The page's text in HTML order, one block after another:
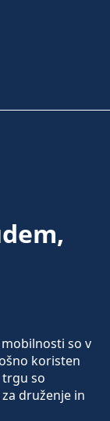
mobilnosti so v
koristen
so
za druženje in